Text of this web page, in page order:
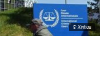
© Xinhua